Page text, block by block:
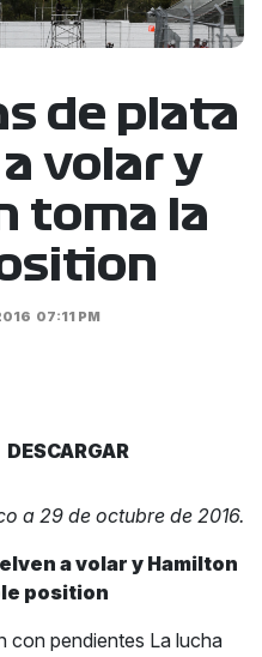
de plata
volar y
toma la
07:11 PM
DESCARGAR
a 29 de octubre de 2016.
a volar y Hamilton
position
con pendientes La lucha